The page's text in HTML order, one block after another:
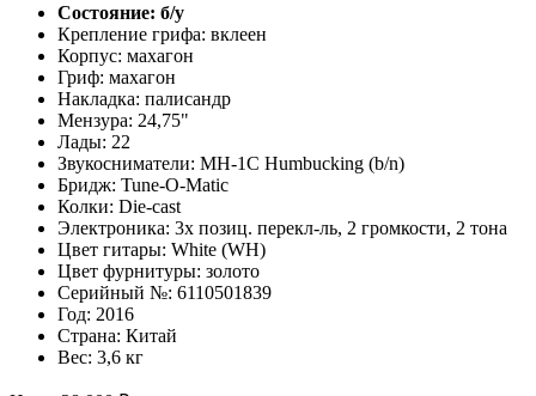
Состояние: б/у
Крепление грифа: вклеен
Корпус: махагон
Гриф: махагон
Накладка: палисандр
Мензура: 24,75"
Лады: 22
Звукосниматели: MH-1C Humbucking (b/n)
Бридж: Tune-O-Matic
Колки: Die-cast
Электроника: 3х позиц. перекл-ль, 2 громкости, 2 тона
Цвет гитары: White (WH)
Цвет фурнитуры: золото
Серийный №: 6110501839
Год: 2016
Страна: Китай
Вес: 3,6 кг